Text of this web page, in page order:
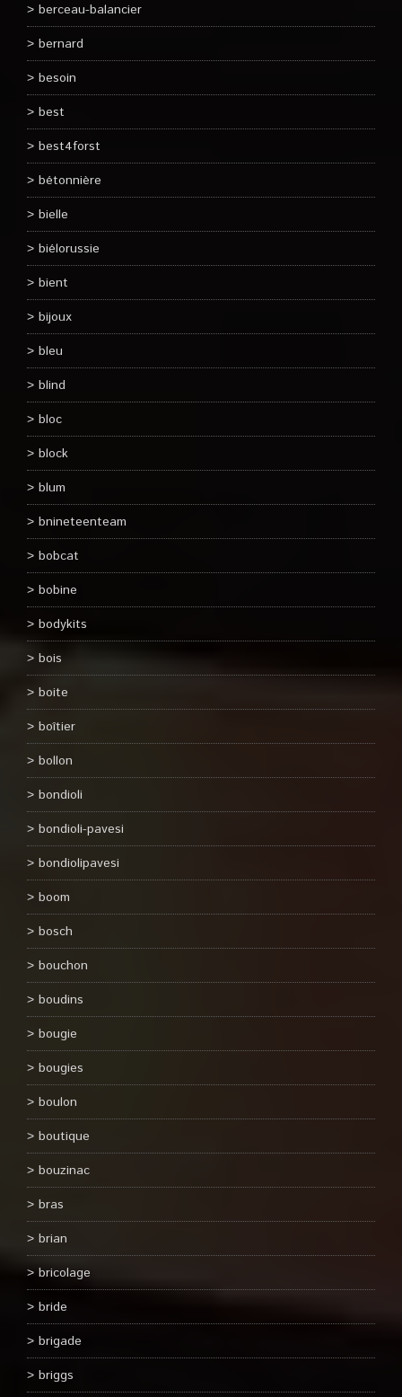
berceau-balancier
bernard
besoin
best
best4forst
bétonnière
bielle
biélorussie
bient
bijoux
bleu
blind
bloc
block
blum
bnineteenteam
bobcat
bobine
bodykits
bois
boite
boîtier
bollon
bondioli
bondioli-pavesi
bondiolipavesi
boom
bosch
bouchon
boudins
bougie
bougies
boulon
boutique
bouzinac
bras
brian
bricolage
bride
brigade
briggs